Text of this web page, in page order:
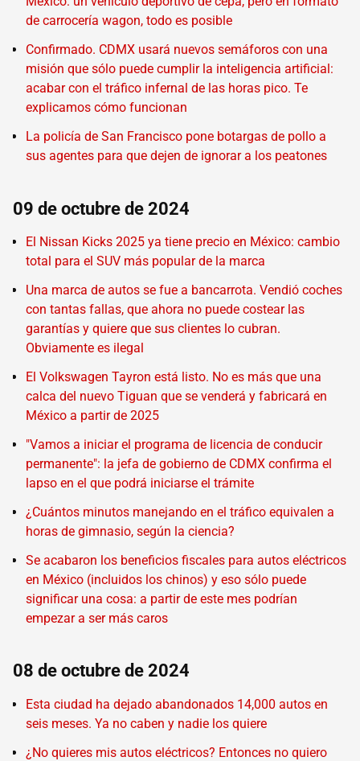
de carrocería wagon, todo es posible
Confirmado. CDMX usará nuevos semáforos con una
misión que sólo puede cumplir la inteligencia artificial:
acabar con el tráfico infernal de las horas pico. Te
explicamos cómo funcionan
La policía de San Francisco pone botargas de pollo a
sus agentes para que dejen de ignorar a los peatones
09 de octubre de 2024
El Nissan Kicks 2025 ya tiene precio en México: cambio
total para el SUV más popular de la marca
Una marca de autos se fue a bancarrota. Vendió coches
con tantas fallas, que ahora no puede costear las
garantías y quiere que sus clientes lo cubran.
Obviamente es ilegal
El Volkswagen Tayron está listo. No es más que una
calca del nuevo Tiguan que se venderá y fabricará en
México a partir de 2025
"Vamos a iniciar el programa de licencia de conducir
permanente": la jefa de gobierno de CDMX confirma el
lapso en el que podrá iniciarse el trámite
¿Cuántos minutos manejando en el tráfico equivalen a
horas de gimnasio, según la ciencia?
Se acabaron los beneficios fiscales para autos eléctricos
en México (incluidos los chinos) y eso sólo puede
significar una cosa: a partir de este mes podrían
empezar a ser más caros
08 de octubre de 2024
Esta ciudad ha dejado abandonados 14,000 autos en
seis meses. Ya no caben y nadie los quiere
¿No quieres mis autos eléctricos? Entonces no quiero